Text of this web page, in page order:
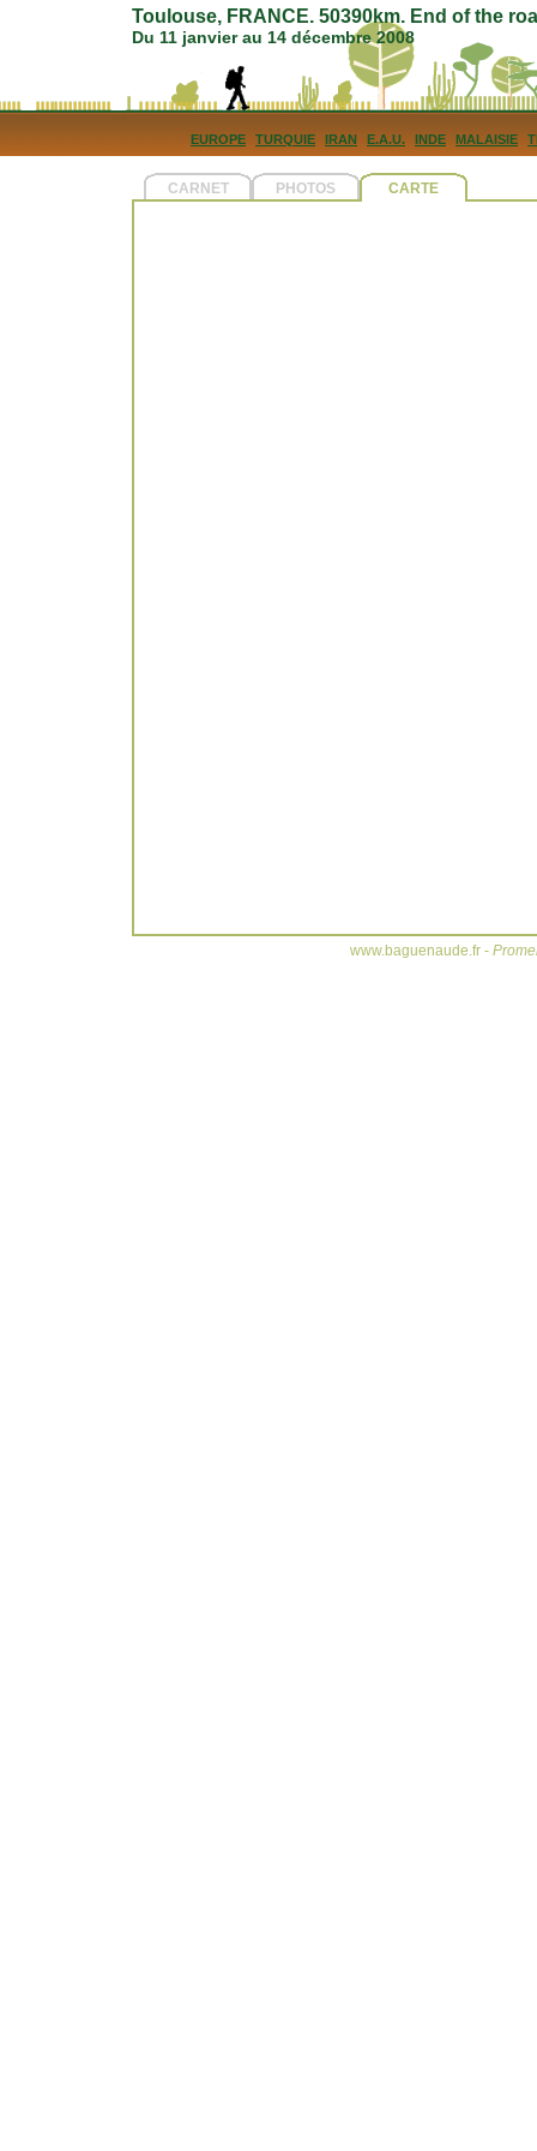
Toulouse, FRANCE. 50390km. End of the
Du 11 janvier au 14 décembre 2008
EUROPE TURQUIE IRAN E.A.U. INDE MALAISIE
CARNET PHOTOS CARTE
www.baguenaude.fr -